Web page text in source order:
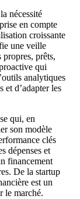
nécessité
en compte
croissante
une veille
prêts,
qui
analytiques
et d’adapter les
qui, en
son modèle
clés
dépenses et
financement
De la startup
est un
le marché.